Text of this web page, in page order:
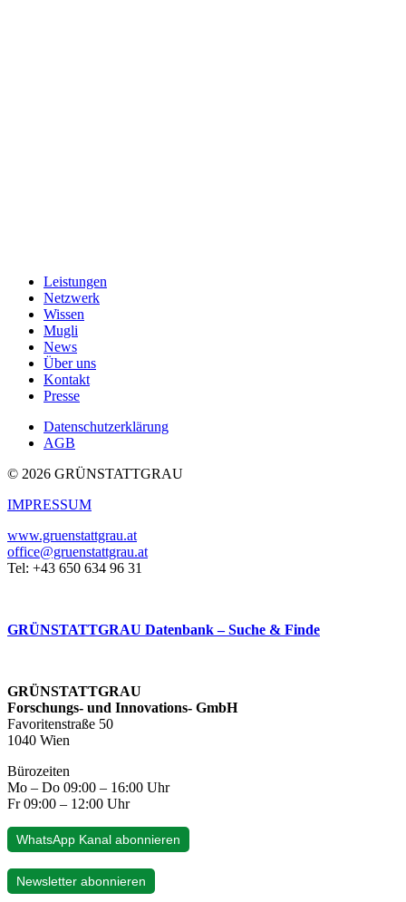
Leistungen
Netzwerk
Wissen
Mugli
News
Über uns
Kontakt
Presse
Datenschutzerklärung
AGB
© 2026 GRÜNSTATTGRAU
IMPRESSUM
www.gruenstattgrau.at
office@gruenstattgrau.at
Tel: +43 650 634 96 31
GRÜNSTATTGRAU Datenbank – Suche & Finde
GRÜNSTATTGRAU
Forschungs- und Innovations- GmbH
Favoritenstraße 50
1040 Wien
Bürozeiten
Mo – Do 09:00 – 16:00 Uhr
Fr 09:00 – 12:00 Uhr
WhatsApp Kanal abonnieren
Newsletter abonnieren